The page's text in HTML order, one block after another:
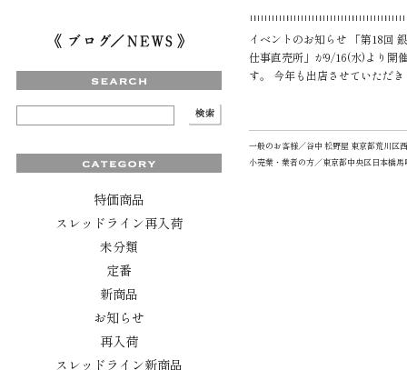
特価商品
スレッドライン再入荷
未分類
定番
新商品
お知らせ
再入荷
スレッドライン新商品
イベントのお知らせ 「第18回
仕事直売所」が9/16(水)より開
す。 今年も出店させていただ
のを楽しみにし […]
一般のお客様／谷中 松野屋 東京都荒川区
小売業・業者の方／東京都中央区日本橋馬